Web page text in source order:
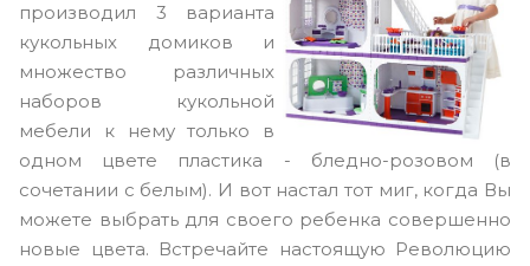
производил 3 варианта
кукольных домиков и
множество различных
наборов кукольной
мебели к нему только в
одном цвете пластика - бледно-розовом (в
сочетании с белым). И вот настал тот миг, когда Вы
можете выбрать для своего ребенка совершенно
новые цвета. Встречайте настоящую Революцию